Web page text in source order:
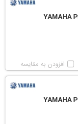
افزودن به مقایسه